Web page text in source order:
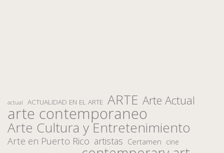
actual ACTUALIDAD EN EL ARTE ARTE Arte Actual
arte contemporaneo
Arte Cultura y Entretenimiento
Arte en Puerto Rico artistas Certamen cine